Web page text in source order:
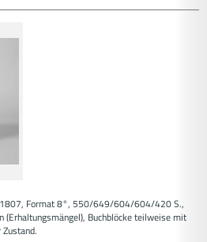
1807, Format 8°, 550/649/604/604/420 S.,
(Erhaltungsmängel), Buchblöcke teilweise mit